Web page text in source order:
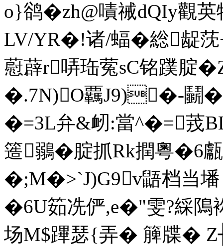
o}鹆�zh@嘖祴dQIy觀英
LV/YR�!诸/蝠�総龊
藯薜r哢珤蒬sC铭蹼腚�
�.7N)O覊J9)�-鬭
�=3L弁&衂:當^�=茙
簉鶸�腚抓Rk撋粵�6
�;M�>`J)G9v鼯档当
�6U筎冼俨,e�"雯?綵
场M$蹕瑟{弄� 簲牒�